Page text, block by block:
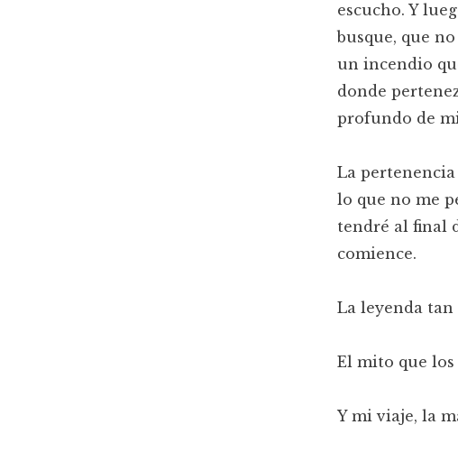
escucho. Y
busque, que
un incendio
donde
profundo de
La
lo que no me
tendré al final
comience.
La leyenda
El mito que los
Y mi viaje, la